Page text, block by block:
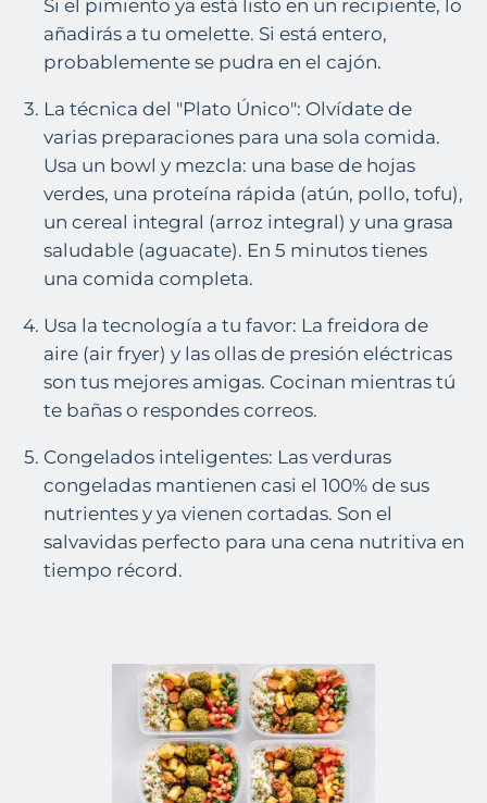
Si el pimiento ya está listo en un recipiente, lo
añadirás a tu omelette. Si está entero,
probablemente se pudra en el cajón.
La técnica del "Plato Único": Olvídate de
varias preparaciones para una sola comida.
Usa un bowl y mezcla: una base de hojas
verdes, una proteína rápida (atún, pollo, tofu),
un cereal integral (arroz integral) y una grasa
saludable (aguacate). En 5 minutos tienes
una comida completa.
Usa la tecnología a tu favor: La freidora de
aire (air fryer) y las ollas de presión eléctricas
son tus mejores amigas. Cocinan mientras tú
te bañas o respondes correos.
Congelados inteligentes: Las verduras
congeladas mantienen casi el 100% de sus
nutrientes y ya vienen cortadas. Son el
salvavidas perfecto para una cena nutritiva en
tiempo récord.